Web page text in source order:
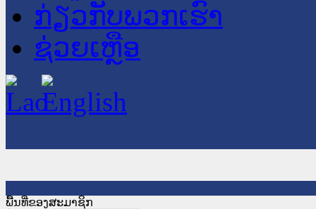
ກ່ຽວກັບພວກເຮົາ
ຊ່ວຍເຫຼືອ
ພື້ນທີ່ຂອງສະມາຊິກ